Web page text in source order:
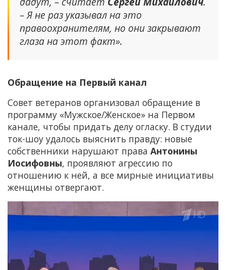
– Я не раз указывал на это
правоохранителям, но они закрывают
глаза на этот факт».
Обращение на Первый канал
Совет ветеранов организовал обращение в
программу «Мужское/Женское» на Первом
канале, чтобы придать делу огласку. В студии
ток-шоу удалось выяснить правду: новые
собственники нарушают права Антонины
Иосифовны, проявляют агрессию по
отношению к ней, а все мирные инициативы
женщины отвергают.